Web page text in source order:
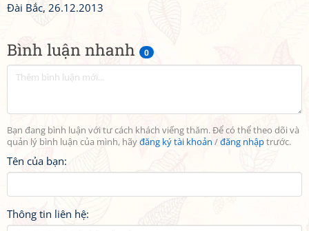
Bình luận nhanh 0
Bạn đang bình luận với tư cách khách viếng thăm. Để có thể theo dõi và
quản lý bình luận của mình, hãyđăng ký tài khoản /đăng nhậptrước.
Tên của bạn:
Thông tin liên hệ:
Đài Bắc, 26.12.2013